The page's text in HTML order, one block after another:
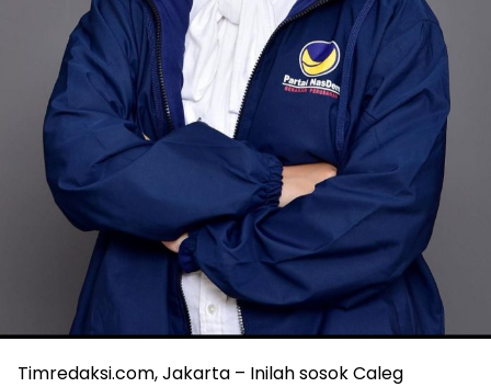
Timredaksi.com, Jakarta – Inilah sosok Caleg